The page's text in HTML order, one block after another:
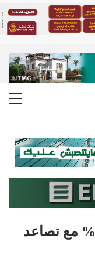
أسعار النفط تقفز أكثر من 2% مع تصاعد